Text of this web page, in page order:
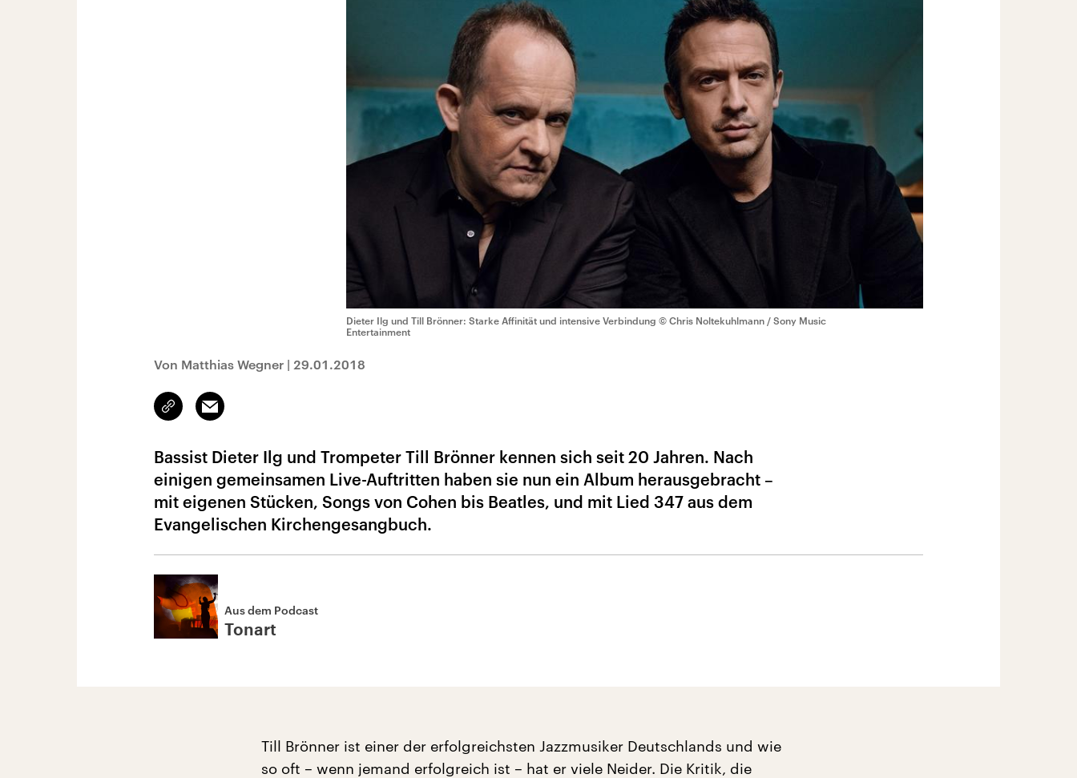
Dieter Ilg und Till Brönner: Starke Affinität und intensive Verbindung © Chris Noltekuhlmann / Sony Music
Entertainment
Von Matthias Wegner | 29.01.2018
Link
kopieren/teilen
Email
Bassist Dieter Ilg und Trompeter Till Brönner kennen sich seit 20 Jahren. Nach
einigen gemeinsamen Live-Auftritten haben sie nun ein Album herausgebracht –
mit eigenen Stücken, Songs von Cohen bis Beatles, und mit Lied 347 aus dem
Evangelischen Kirchengesangbuch.
Aus dem Podcast
Tonart
Till Brönner ist einer der erfolgreichsten Jazzmusiker Deutschlands und wie
so oft – wenn jemand erfolgreich ist – hat er viele Neider. Die Kritik, die